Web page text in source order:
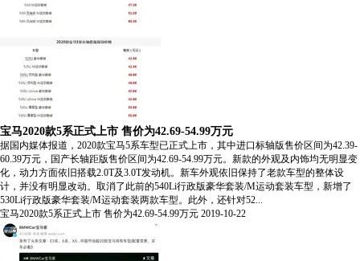
宝马2020款5系正式上市 售价为42.69-54.99万元
据国内媒体报道，2020款宝马5系车型已正式上市，其中进口标轴版售价区间为42.39-
60.39万元，国产长轴距版售价区间为42.69-54.99万元。新款的外观及内饰均无明显变
化，动力方面依旧搭载2.0T及3.0T发动机。新车外观依旧保持了老款车型的整体设
计，并没有明显改动。取消了此前的540Li行政版豪华套装/M运动套装车型，新增了
530Li行政版豪华套装/M运动套装两款车型。此外，还针对52...
宝马2020款5系正式上市 售价为42.69-54.99万元 2019-10-22